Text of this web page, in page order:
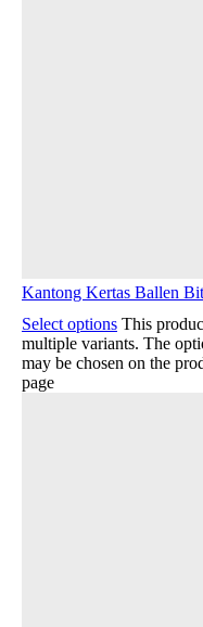
Kantong Kertas Ballen
Select options This
multiple variants. The
may be chosen on the
page